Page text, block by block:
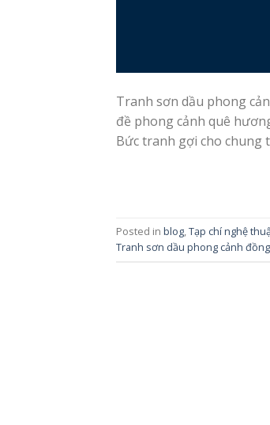
Tranh sơn dầu phong
đề phong cảnh quê
Bức tranh gợi cho
Posted in blog,Tạp chí nghệ
Tranh sơn dầu phong cảnh